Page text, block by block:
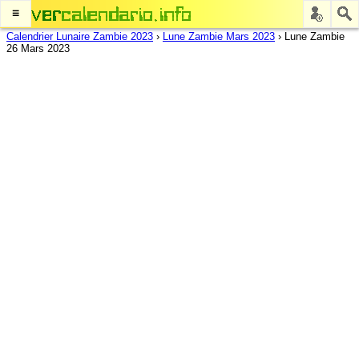
≡
Calendrier Lunaire Zambie 2023 › Lune Zambie Mars 2023 › Lune Zambie
26 Mars 2023